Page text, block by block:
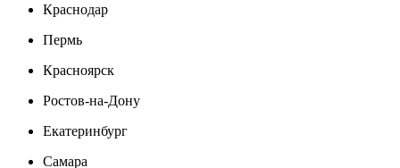
Краснодар
Пермь
Красноярск
Ростов-на-Дону
Екатеринбург
Самара